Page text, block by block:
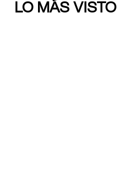
LO MÁS VISTO